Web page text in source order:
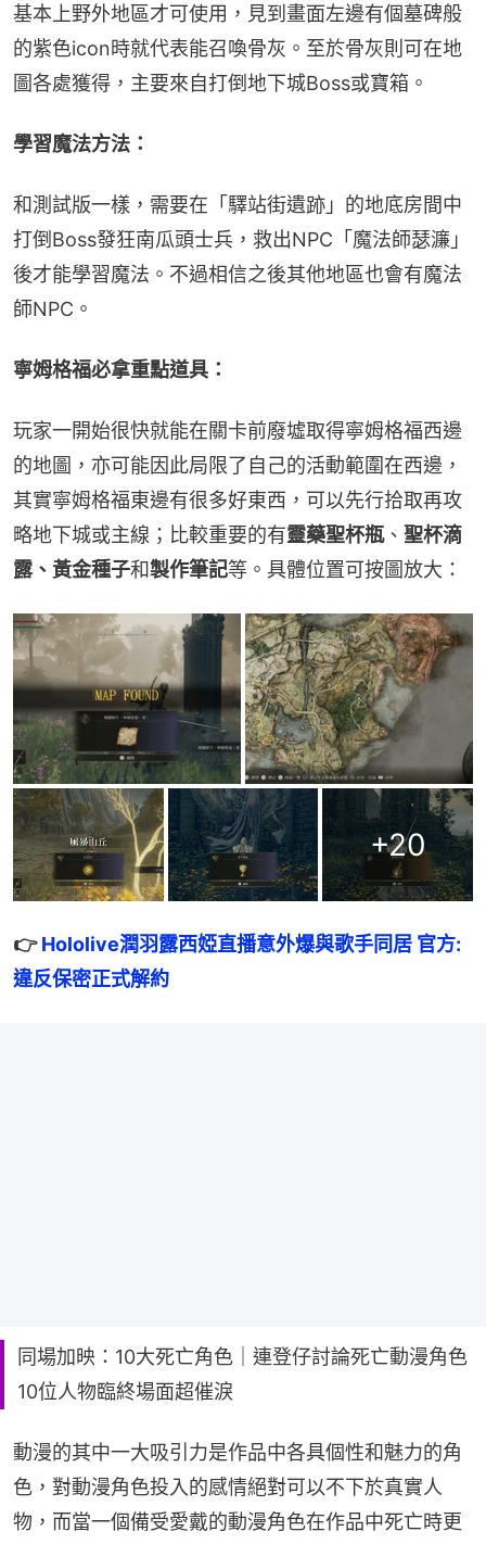
基本上野外地區才可使用，見到畫面左邊有個墓碑般
的紫色icon時就代表能召喚骨灰。至於骨灰則可在地
圖各處獲得，主要來自打倒地下城Boss或寶箱。
學習魔法方法：
和測試版一樣，需要在「驛站街遺跡」的地底房間中
打倒Boss發狂南瓜頭士兵，救出NPC「魔法師瑟濂」
後才能學習魔法。不過相信之後其他地區也會有魔法
師NPC。
寧姆格福必拿重點道具：
玩家一開始很快就能在關卡前廢墟取得寧姆格福西邊
的地圖，亦可能因此局限了自己的活動範圍在西邊，
其實寧姆格福東邊有很多好東西，可以先行拾取再攻
略地下城或主線；比較重要的有靈藥聖杯瓶、 聖杯滴
露、黃金種子和製作筆記等。具體位置可按圖放大：
+20
👉 Hololive潤羽露西婭直播意外爆與歌手同居 官方:
違反保密正式解約
同場加映：10大死亡角色｜連登仔討論死亡動漫角色
10位人物臨終場面超催淚
動漫的其中一大吸引力是作品中各具個性和魅力的角
色，對動漫角色投入的感情絕對可以不下於真實人
物，而當一個備受愛戴的動漫角色在作品中死亡時更